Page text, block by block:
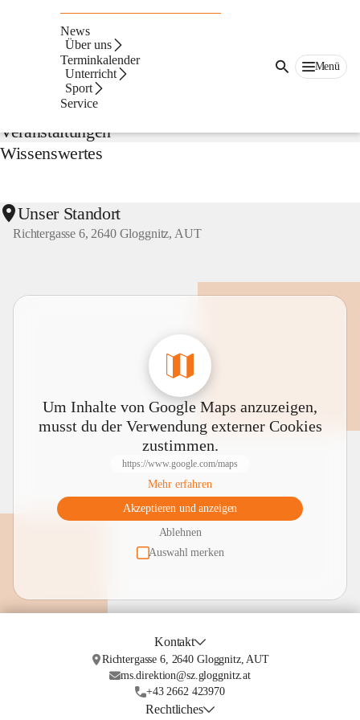
News
Über uns
Terminkalender
Unterricht
Sport
Service
Menü
Aktuelles
Veranstaltungen
Wissenswertes
Unser Standort
Richtergasse 6, 2640 Gloggnitz, AUT
Um Inhalte von Google Maps anzuzeigen,
musst du der Verwendung externer Cookies
zustimmen.
https://www.google.com/maps
Mehr erfahren
Akzeptieren und anzeigen
Ablehnen
Auswahl merken
Kontakt
Richtergasse 6, 2640 Gloggnitz, AUT
ms.direktion@sz.gloggnitz.at
+43 2662 423970
Rechtliches